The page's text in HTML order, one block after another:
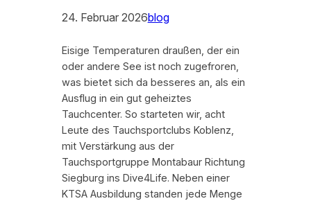
24. Februar 2026blog
Eisige Temperaturen draußen, der ein
oder andere See ist noch zugefroren,
was bietet sich da besseres an, als ein
Ausflug in ein gut geheiztes
Tauchcenter. So starteten wir, acht
Leute des Tauchsportclubs Koblenz,
mit Verstärkung aus der
Tauchsportgruppe Montabaur Richtung
Siegburg ins Dive4Life. Neben einer
KTSA Ausbildung standen jede Menge